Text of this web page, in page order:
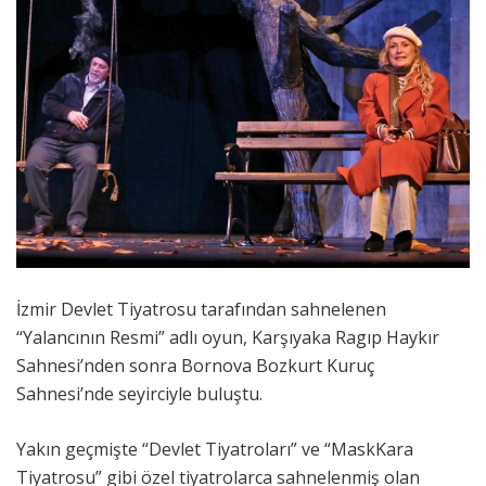
İzmir Devlet Tiyatrosu tarafından sahnelenen
“Yalancının Resmi” adlı oyun, Karşıyaka Ragıp Haykır
Sahnesi’nden sonra Bornova Bozkurt Kuruç
Sahnesi’nde seyirciyle buluştu.
Yakın geçmişte “Devlet Tiyatroları” ve “MaskKara
Tiyatrosu” gibi özel tiyatrolarca sahnelenmiş olan